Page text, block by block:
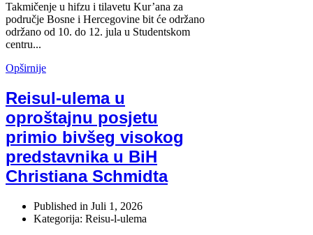
Takmičenje u hifzu i tilavetu Kur’ana za
područje Bosne i Hercegovine bit će održano
održano od 10. do 12. jula u Studentskom
centru...
Opširnije
Reisul-ulema u
oproštajnu posjetu
primio bivšeg visokog
predstavnika u BiH
Christiana Schmidta
Published in Juli 1, 2026
Kategorija: Reisu-l-ulema